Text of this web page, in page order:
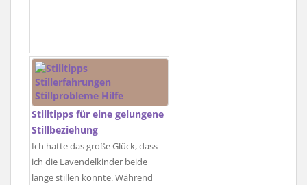
Stilltipps für eine gelungene
Stillbeziehung
Ich hatte das große Glück, dass
ich die Lavendelkinder beide
lange stillen konnte. Während